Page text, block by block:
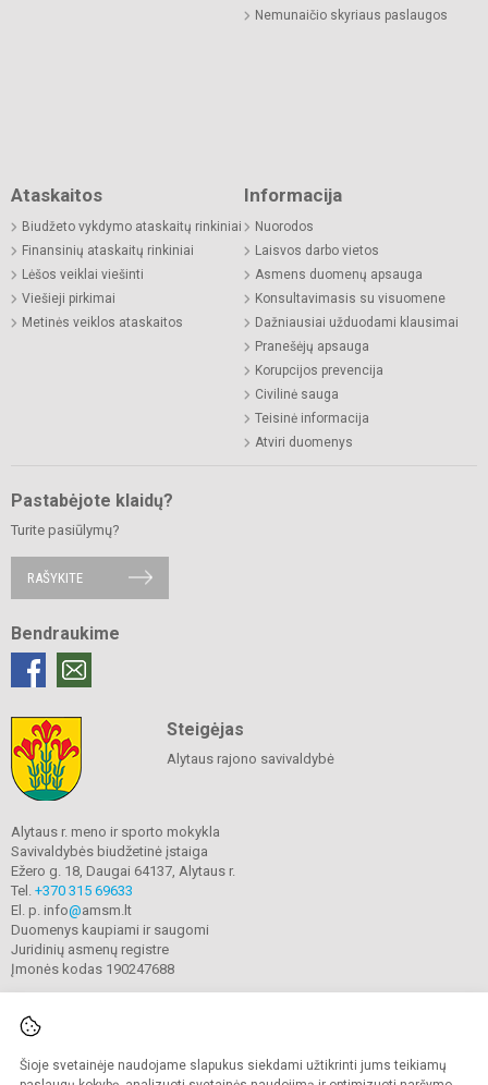
Šioje svetainėje naudojame slapukus siekdami užtikrinti jums teikiamų
Nemunaičio skyriaus paslaugos
Ataskaitos
Biudžeto vykdymo ataskaitų rinkiniai
Finansinių ataskaitų rinkiniai
Lėšos veiklai viešinti
Viešieji pirkimai
Metinės veiklos ataskaitos
Informacija
Nuorodos
Laisvos darbo vietos
Asmens duomenų apsauga
Konsultavimasis su visuomene
Dažniausiai užduodami klausimai
Pranešėjų apsauga
Korupcijos prevencija
Civilinė sauga
Teisinė informacija
Atviri duomenys
Pastabėjote klaidų?
Turite pasiūlymų?
RAŠYKITE
Bendraukime
Steigėjas
Alytaus rajono savivaldybė
Alytaus r. meno ir sporto mokykla
Savivaldybės biudžetinė įstaiga
Ežero g. 18, Daugai 64137, Alytaus r.
Tel. +370 315 69633
El. p. info@amsm.lt
Duomenys kaupiami ir saugomi
Juridinių asmenų registre
Įmonės kodas 190247688
© 2020. Alytaus r. meno ir sporto mokykla. Visos teisės saugomos.